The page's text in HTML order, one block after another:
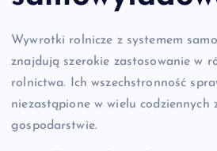
Wywrotki rolnicze z systemem
znajdują szerokie zastosowanie w
rolnictwa. Ich wszechstronność
niezastąpione w wielu codziennych
gospodarstwie.